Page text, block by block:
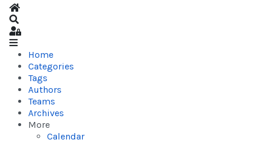
Home
Sign In
Home
Categories
Tags
Authors
Teams
Archives
More
Calendar